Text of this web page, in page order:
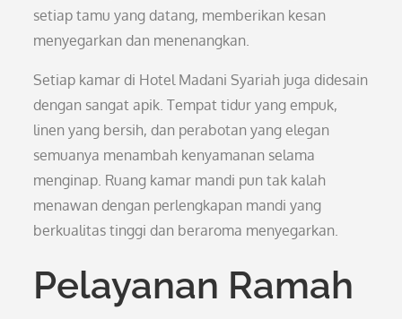
setiap tamu yang datang, memberikan kesan
menyegarkan dan menenangkan.
Setiap kamar di Hotel Madani Syariah juga didesain
dengan sangat apik. Tempat tidur yang empuk,
linen yang bersih, dan perabotan yang elegan
semuanya menambah kenyamanan selama
menginap. Ruang kamar mandi pun tak kalah
menawan dengan perlengkapan mandi yang
berkualitas tinggi dan beraroma menyegarkan.
Pelayanan Ramah